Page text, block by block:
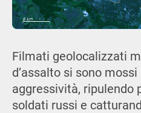
Filmati geolocalizzati
d’assalto si sono
aggressività, ripulendo
soldati russi e